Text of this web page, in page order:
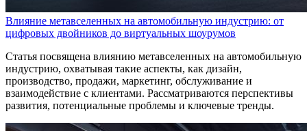
Влияние метавселенных на автомобильную индустрию: от
цифровых двойников до виртуальных шоурумов
Статья посвящена влиянию метавселенных на автомобильную
индустрию, охватывая такие аспекты, как дизайн,
производство, продажи, маркетинг, обслуживание и
взаимодействие с клиентами. Рассматриваются перспективы
развития, потенциальные проблемы и ключевые тренды.